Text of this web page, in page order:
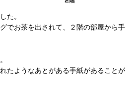
た。
でお茶を出されて、２階の部屋から手
たようなあとがある手紙があることが